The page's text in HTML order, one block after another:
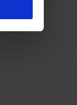
ons
heeft